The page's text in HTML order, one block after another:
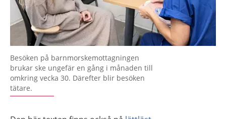
Besöken på barnmorskemottagningen
brukar ske ungefär en gång i månaden till
omkring vecka 30. Därefter blir besöken
tätare.